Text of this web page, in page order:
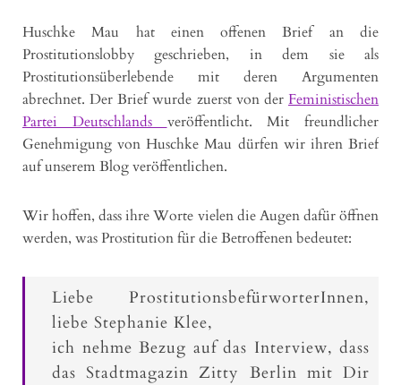
Huschke Mau hat einen offenen Brief an die
Prostitutionslobby geschrieben, in dem sie als
Prostitutionsüberlebende mit deren Argumenten
abrechnet. Der Brief wurde zuerst von der Feministischen
Partei Deutschlands veröffentlicht. Mit freundlicher
Genehmigung von Huschke Mau dürfen wir ihren Brief
auf unserem Blog veröffentlichen.
Wir hoffen, dass ihre Worte vielen die Augen dafür öffnen
werden, was Prostitution für die Betroffenen bedeutet:
Liebe ProstitutionsbefürworterInnen,
liebe Stephanie Klee,
ich nehme Bezug auf das Interview, dass
das Stadtmagazin Zitty Berlin mit Dir